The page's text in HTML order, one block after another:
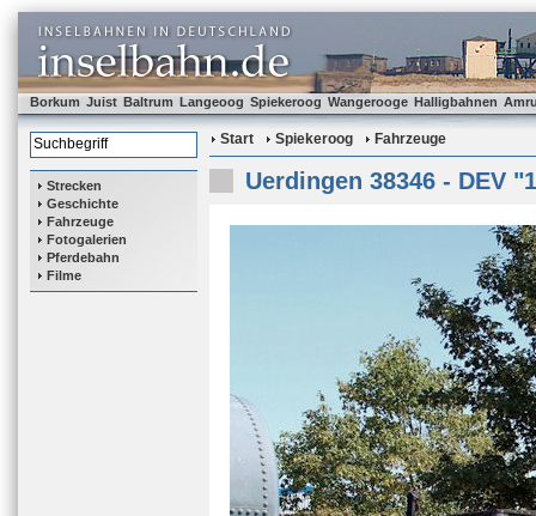
Borkum Juist Baltrum Langeoog Spiekeroog Wangerooge Halligbahnen
Strecken
Geschichte
Fahrzeuge
Fotogalerien
Pferdebahn
Filme
Start Spiekeroog Fahrzeuge
Uerdingen 38346 - DEV